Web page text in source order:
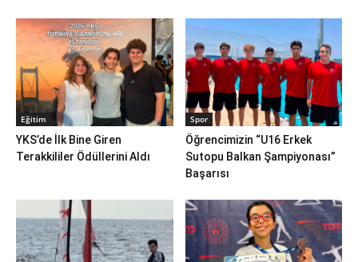
Eğitim
YKS’de İlk Bine Giren
Terakkililer Ödüllerini Aldı
Spor
Öğrencimizin “U16 Erkek
Sutopu Balkan Şampiyonası”
Başarısı